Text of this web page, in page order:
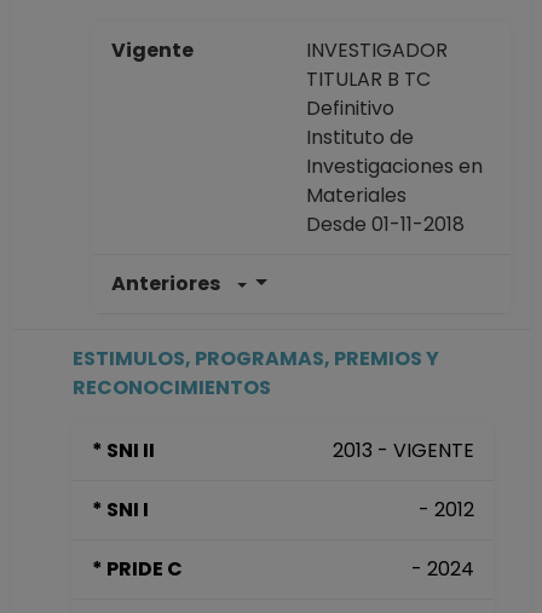
Vigente
INVESTIGADOR
TITULAR B TC
Definitivo
Instituto de
Investigaciones en
Materiales
Desde 01-11-2018
Anteriores
Instituto de
Desde 16-07-2008
INVESTIGADOR
ESTIMULOS, PROGRAMAS, PREMIOS Y
RECONOCIMIENTOS
* SNI II 2013 - VIGENTE
* SNI I - 2012
* PRIDE C - 2024